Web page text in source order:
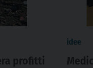
profitti
idee